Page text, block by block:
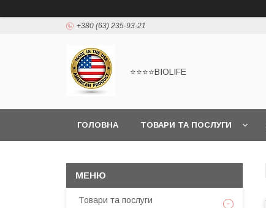
+380 (63) 235-93-21
⭐⭐⭐⭐BIOLIFE
ГОЛОВНА ТОВАРИ ТА ПОСЛУГИ
Товари та послуги